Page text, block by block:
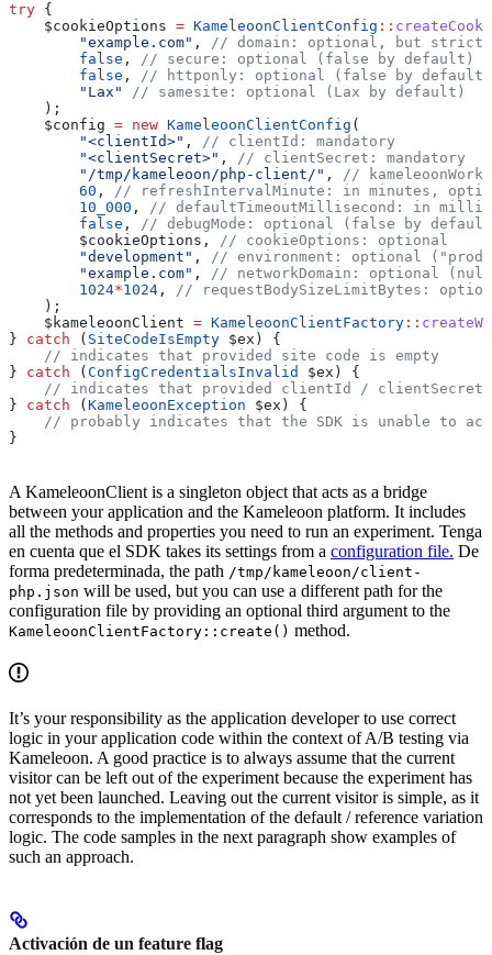
try {
    $cookieOptions
= KameleoonClientConfig ::
        "example.com"
, // domain: optional, but strictly
        false
, // secure: optional (false by default)
        false
, // httponly: optional (false by default)
        "Lax"
// samesite: optional (Lax by default)
    );
    $config
= new KameleoonClientConfig (
        "<clientId>"
, // clientId: mandatory
        "<clientSecret>"
, // clientSecret: mandatory
        "/tmp/kameleoon/php-client/"
, //
        60
, // refreshIntervalMinute: in minutes,
        10_000
, // defaultTimeoutMillisecond: in
        false
, // debugMode: optional (false by
        $cookieOptions
, // cookieOptions: optional
        "development"
, // environment: optional
        "example.com"
, // networkDomain: optional
        1024
*1024 , // requestBodySizeLimitBytes:
    );
    $kameleoonClient
= KameleoonClientFactory ::
} catch ( SiteCodeIsEmpty $ex ) {
    // indicates that provided site code is empty
} catch ( ConfigCredentialsInvalid $ex ) {
// indicates that provided clientId / clientSecret
} catch ( KameleoonException $ex ) {
// probably indicates that the SDK is unable to
}
A KameleoonClient is a singleton object that acts as a bridge
between your application and the Kameleoon platform. It includes
all the methods and properties you need to run an experiment. Tenga
en cuenta que el SDK takes its settings from a configuration file. De
forma predeterminada, the path /tmp/kameleoon/client-
php.json will be used, but you can use a different path for the
configuration file by providing an optional third argument to the
KameleoonClientFactory::create() method.
It’s your responsibility as the application developer to use correct
logic in your application code within the context of A/B testing via
Kameleoon. A good practice is to always assume that the current
visitor can be left out of the experiment because the experiment has
not yet been launched. Leaving out the current visitor is simple, as it
corresponds to the implementation of the default / reference variation
logic. The code samples in the next paragraph show examples of
such an approach.
Activación de un feature flag